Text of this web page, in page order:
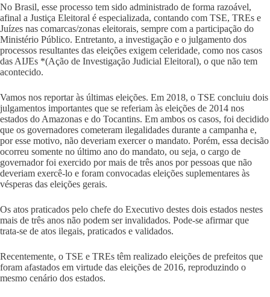
No Brasil, esse processo tem sido administrado de forma razoável,
afinal a Justiça Eleitoral é especializada, contando com TSE, TREs e
Juízes nas comarcas/zonas eleitorais, sempre com a participação do
Ministério Público. Entretanto, a investigação e o julgamento dos
processos resultantes das eleições exigem celeridade, como nos casos
das AIJEs *(Ação de Investigação Judicial Eleitoral), o que não tem
acontecido.
Vamos nos reportar às últimas eleições. Em 2018, o TSE concluiu dois
julgamentos importantes que se referiam às eleições de 2014 nos
estados do Amazonas e do Tocantins. Em ambos os casos, foi decidido
que os governadores cometeram ilegalidades durante a campanha e,
por esse motivo, não deveriam exercer o mandato. Porém, essa decisão
ocorreu somente no último ano do mandato, ou seja, o cargo de
governador foi exercido por mais de três anos por pessoas que não
deveriam exercê-lo e foram convocadas eleições suplementares às
vésperas das eleições gerais.
Os atos praticados pelo chefe do Executivo destes dois estados nestes
mais de três anos não podem ser invalidados. Pode-se afirmar que
trata-se de atos ilegais, praticados e validados.
Recentemente, o TSE e TREs têm realizado eleições de prefeitos que
foram afastados em virtude das eleições de 2016, reproduzindo o
mesmo cenário dos estados.